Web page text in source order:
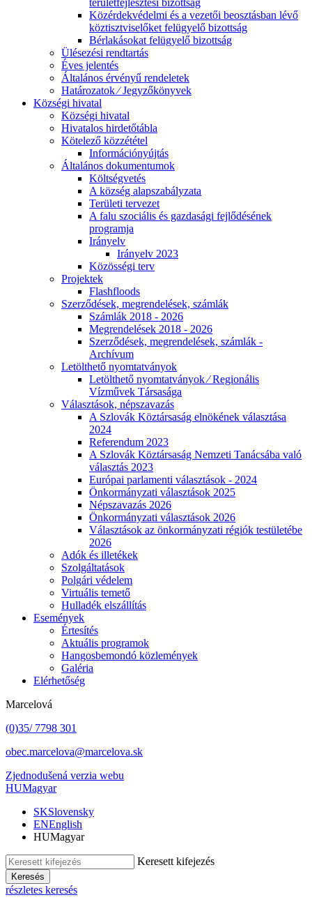
területfejlesztési bizottság
Közérdekvédelmi és a vezetői beosztásban lévő
köztisztviselőket felügyelő bizottság
Bérlakásokat felügyelő bizottság
Ülésezési rendtartás
Éves jelentés
Általános érvényű rendeletek
Határozatok ⁄ Jegyzőkönyvek
Községi hivatal
Községi hivatal
Hivatalos hirdetőtábla
Kötelező közzététel
Információnyújtás
Általános dokumentumok
Költségvetés
A község alapszabályzata
Területi tervezet
A falu szociális és gazdasági fejlődésének
programja
Irányelv
Irányelv 2023
Közösségi terv
Projektek
Flashfloods
Szerződések, megrendelések, számlák
Számlák 2018 - 2026
Megrendelések 2018 - 2026
Szerződések, megrendelések, számlák -
Archívum
Letölthető nyomtatványok
Letölthető nyomtatványok ⁄ Regionális
Vízművek Társasága
Választások, népszavazás
A Szlovák Köztársaság elnökének választása
2024
Referendum 2023
A Szlovák Köztársaság Nemzeti Tanácsába való
választás 2023
Európai parlamenti választások - 2024
Önkormányzati választások 2025
Népszavazás 2026
Önkormányzati választások 2026
Választások az önkormányzati régiók testületébe
2026
Adók és illetékek
Szolgáltatások
Polgári védelem
Virtuális temető
Hulladék elszállítás
Események
Értesítés
Aktuális programok
Hangosbemondó közlemények
Galéria
Elérhetőség
Marcelová
(0)35/ 7798 301
obec.marcelova@marcelova.sk
Zjednodušená verzia webu
HUMagyar
SKSlovensky
ENEnglish
HUMagyar
Keresett kifejezés
Keresés
részletes keresés